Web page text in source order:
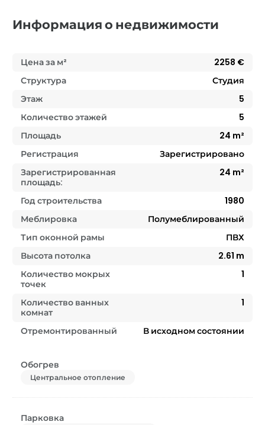
Информация о недвижимости
Цена за м² 2258 €
Структура
Студия
Этаж
5
Количество этажей
5
Площадь
24 m²
Регистрация
Зарегистрировано
Зарегистрированная
площадь:
24 m²
Год строительства
1980
Меблировка
Полумеблированный
Тип оконной рамы
ПВХ
Высота потолка
2.61 m
Количество мокрых
точек
1
Количество ванных
комнат
1
Отремонтированный В исходном состоянии
Обогрев
Центральное отопление
Парковка